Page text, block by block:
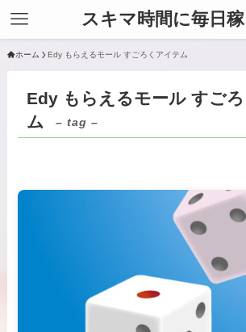
スキマ時間に毎日稼
ホーム Edy もらえるモール すごろくアイテム
Edy もらえるモール すご
ム
– tag –